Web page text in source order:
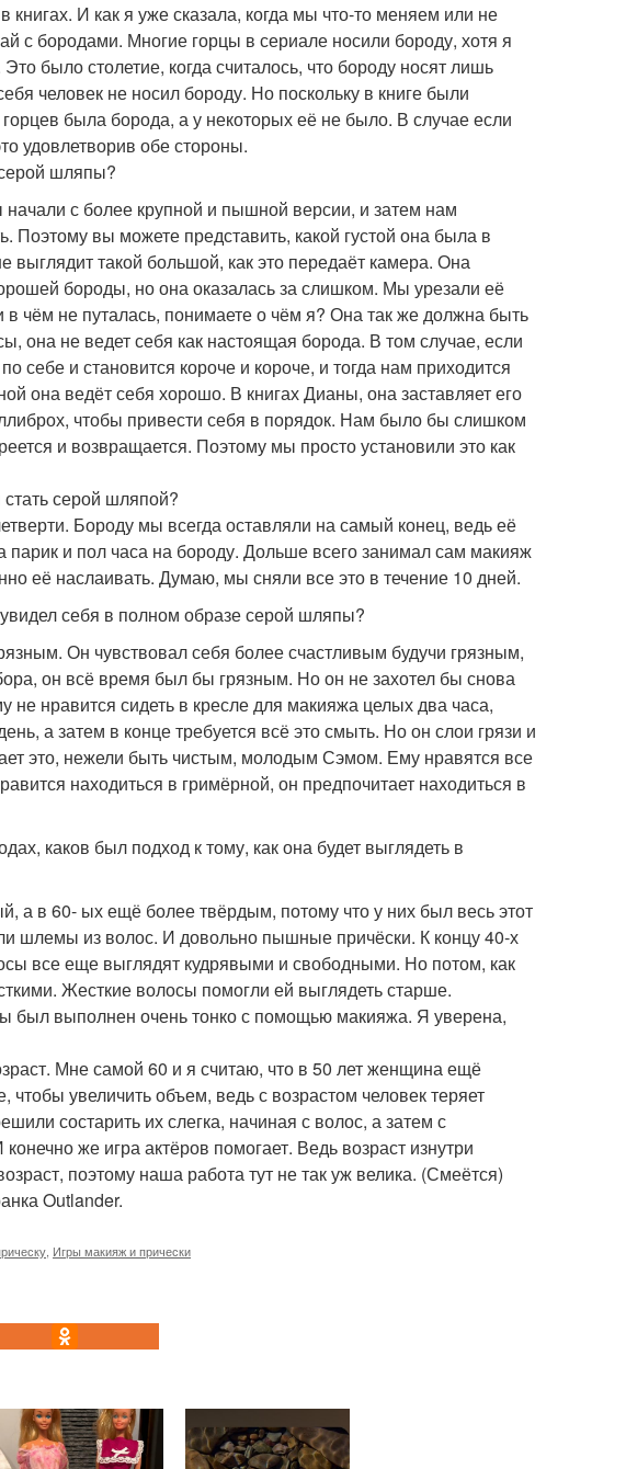
книгах. И как я уже сказала, когда мы что-то меняем или не
с бородами. Многие горцы в сериале носили бороду, хотя я
было столетие, когда считалось, что бороду носят лишь
человек не носил бороду. Но поскольку в книге были
была борода, а у некоторых её не было. В случае если
удовлетворив обе стороны.
шляпы?
с более крупной и пышной версии, и затем нам
Поэтому вы можете представить, какой густой она была в
выглядит такой большой, как это передаёт камера. Она
бороды, но она оказалась за слишком. Мы урезали её
чём не путалась, понимаете о чём я? Она так же должна быть
она не ведет себя как настоящая борода. В том случае, если
себе и становится короче и короче, и тогда нам приходится
она ведёт себя хорошо. В книгах Дианы, она заставляет его
чтобы привести себя в порядок. Нам было бы слишком
и возвращается. Поэтому мы просто установили это как
серой шляпой?
Бороду мы всегда оставляли на самый конец, ведь её
парик и пол часа на бороду. Дольше всего занимал сам макияж
её наслаивать. Думаю, мы сняли все это в течение 10 дней.
себя в полном образе серой шляпы?
Он чувствовал себя более счастливым будучи грязным,
он всё время был бы грязным. Но он не захотел бы снова
нравится сидеть в кресле для макияжа целых два часа,
а затем в конце требуется всё это смыть. Но он слои грязи и
это, нежели быть чистым, молодым Сэмом. Ему нравятся все
находиться в гримёрной, он предпочитает находиться в
каков был подход к тому, как она будет выглядеть в
а в 60- ых ещё более твёрдым, потому что у них был весь этот
шлемы из волос. И довольно пышные причёски. К концу 40-х
все еще выглядят кудрявыми и свободными. Но потом, как
Жесткие волосы помогли ей выглядеть старше.
был выполнен очень тонко с помощью макияжа. Я уверена,
Мне самой 60 и я считаю, что в 50 лет женщина ещё
увеличить объем, ведь с возрастом человек теряет
состарить их слегка, начиная с волос, а затем с
же игра актёров помогает. Ведь возраст изнутри
поэтому наша работа тут не так уж велика. (Смеётся)
Outlander.
Игры макияж и прически